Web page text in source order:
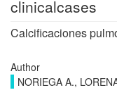
clinicalcases
Calcificaciones
Author
NORIEGA A.,